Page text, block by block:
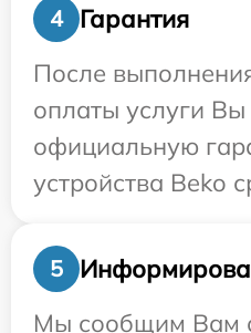
4
Гарантия
После
оплаты услуги Вы
официальную
устройства Beko
5
Мы сообщим Вам